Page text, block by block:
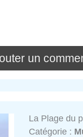
un
La Plage du
Catégorie :